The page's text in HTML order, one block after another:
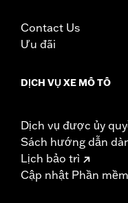
Contact Us
Ưu đãi
DỊCH VỤ XE MÔ TÔ
Dịch vụ được ủy
Sách hướng dẫn
Lịch bảo trì
Cập nhật Phần mềm